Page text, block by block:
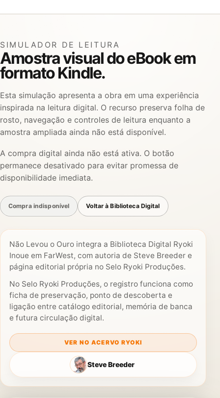
SIMULADOR DE LEITURA
Amostra visual do eBook em
formato Kindle.
Esta simulação apresenta a obra em uma experiência
inspirada na leitura digital. O recurso preserva folha de
rosto, navegação e controles de leitura enquanto a
amostra ampliada ainda não está disponível.
A compra digital ainda não está ativa. O botão
permanece desativado para evitar promessa de
disponibilidade imediata.
Compra indisponível Voltar à Biblioteca Digital
Não Levou o Ouro integra a Biblioteca Digital Ryoki
Inoue em FarWest, com autoria de Steve Breeder e
página editorial própria no Selo Ryoki Produções.
No Selo Ryoki Produções, o registro funciona como
ficha de preservação, ponto de descoberta e
ligação entre catálogo editorial, memória de banca
e futura circulação digital.
VER NO ACERVO RYOKI
Steve Breeder